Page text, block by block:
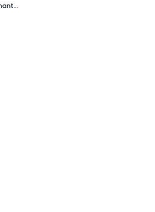
Editor Kalamanthana 25